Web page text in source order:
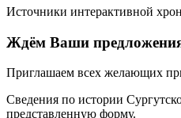
Источники интерактивной
Ждём Ваши
Приглашаем всех желающих
Сведения по истории
представленную форму.